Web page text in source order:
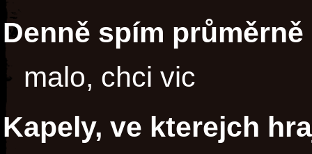
Denně spím
malo, chci vic
Kapely, ve kterejch